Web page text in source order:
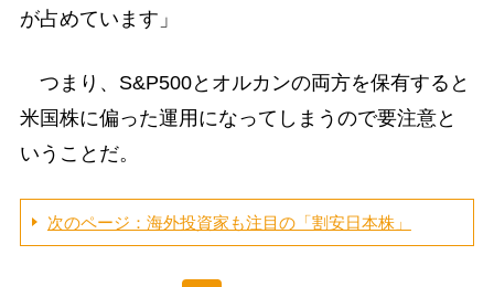
が占めています」
つまり、S&P500とオルカンの両方を保有すると
米国株に偏った運用になってしまうので要注意と
いうことだ。
次のページ：海外投資家も注目の「割安日本株」